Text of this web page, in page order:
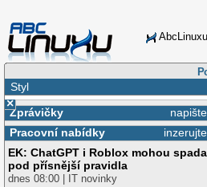
AbcLinuxu
Styl
×
Zprávičky
Pracovní nabídky
EK: ChatGPT i Roblox mohou
pod přísnější pravidla
dnes 08:00 | IT novinky